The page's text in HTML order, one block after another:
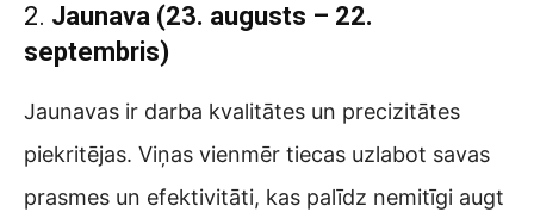
2. Jaunava (23. augusts – 22.
septembris)
Jaunavas ir darba kvalitātes un precizitātes
piekritējas. Viņas vienmēr tiecas uzlabot savas
prasmes un efektivitāti, kas palīdz nemitīgi augt